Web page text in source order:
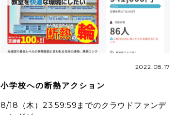
2022.08.17
小学校への断熱アクション
8/18（木）23:59:59までのクラウドファンデ